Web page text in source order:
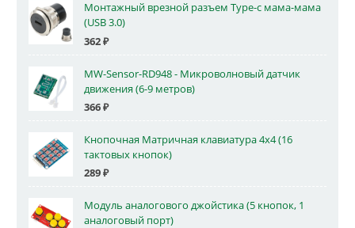
Монтажный врезной разъем Type-c мама-мама
(USB 3.0)
362₽
MW-Sensor-RD948 - Микроволновый датчик
движения (6-9 метров)
366₽
Кнопочная Матричная клавиатура 4x4 (16
тактовых кнопок)
289₽
Модуль аналогового джойстика (5 кнопок, 1
аналоговый порт)